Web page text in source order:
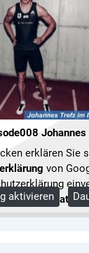
erklären Sie
von
Mehr
aktivieren